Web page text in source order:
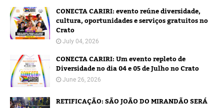
CONECTA CARIRI: evento reúne diversidade,
cultura, oportunidades e serviços gratuitos no
Crato
July 04, 2026
CONECTA CARIRI: Um evento repleto de
Diversidade no dia 04 e 05 de Julho no Crato
June 26, 2026
RETIFICAÇÃO: SÃO JOÃO DO MIRANDÃO SERÁ